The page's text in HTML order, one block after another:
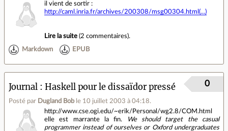
il vient de sortir :
http://caml.inria.fr/archives/200308/msg00304.html(...)
Lire la suite (2 commentaires).
Markdown EPUB
Journal Haskell pour le dissaïdor pressé
Posté par Dugland Bob le 10 juillet 2003 à 04:18.
0
http://www.cse.ogi.edu/~erik/Personal/wg2.8/COM.html
elle est marrante la fin.
We should target the casual
programmer instead of ourselves or Oxford undergraduates